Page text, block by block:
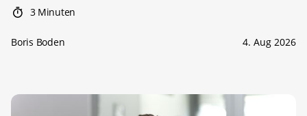
3 Minuten
Boris Boden 4. Aug 2026